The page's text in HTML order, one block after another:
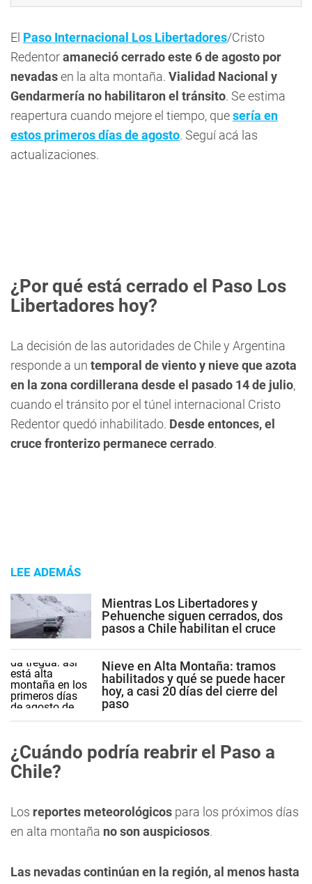
El Paso Internacional Los Libertadores/Cristo
Redentoramaneció cerrado este 6 de agosto por
nevadasen la alta montaña. Vialidad Nacional y
Gendarmería no habilitaron el tránsito. Se estima
reapertura cuando mejore el tiempo, quesería en
estos primeros días de agosto. Seguí acá las
actualizaciones.
¿Por qué está cerrado el Paso Los
Libertadores hoy?
La decisión de las autoridades de Chile y Argentina
responde a un temporal de viento y nieve que azota
en la zona cordillerana desde el pasado 14 de julio,
cuando el tránsito por el túnel internacional Cristo
Redentor quedó inhabilitado. Desde entonces, el
cruce fronterizo permanece cerrado.
LEE ADEMÁS
Mientras Los Libertadores y
Pehuenche siguen cerrados, dos
pasos a Chile habilitan el cruce
Nieve en Alta Montaña: tramos
habilitados y qué se puede hacer
hoy, a casi 20 días del cierre del
paso
¿Cuándo podría reabrir el Paso a
Chile?
Los reportes meteorológicos para los próximos días
en alta montaña no son auspiciosos.
Las nevadas continúan en la región, al menos hasta